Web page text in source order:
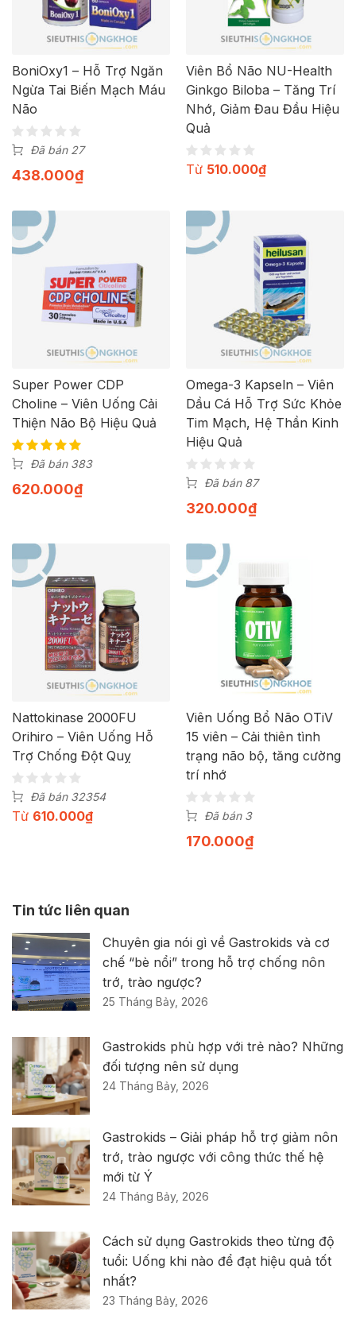
BoniOxy1 – Hỗ Trợ Ngăn
Ngừa Tai Biến Mạch Máu
Não
Đã bán 27
438.000₫
Viên Bổ Não NU-Health
Ginkgo Biloba – Tăng Trí
Nhớ, Giảm Đau Đầu Hiệu
Quả
Từ 510.000₫
Super Power CDP
Choline – Viên Uống Cải
Thiện Não Bộ Hiệu Quả
Đã bán 383
620.000₫
Omega-3 Kapseln – Viên
Dầu Cá Hỗ Trợ Sức Khỏe
Tim Mạch, Hệ Thần Kinh
Hiệu Quả
Đã bán 87
320.000₫
Nattokinase 2000FU
Orihiro – Viên Uống Hỗ
Trợ Chống Đột Quỵ
Đã bán 32354
Từ 610.000₫
Viên Uống Bổ Não OTiV
15 viên – Cải thiên tình
trạng não bộ, tăng cường
trí nhớ
Đã bán 3
170.000₫
Tin tức liên quan
Chuyên gia nói gì về Gastrokids và cơ
chế “bè nổi” trong hỗ trợ chống nôn
trớ, trào ngược?
25 Tháng Bảy, 2026
Gastrokids phù hợp với trẻ nào? Những
đối tượng nên sử dụng
24 Tháng Bảy, 2026
Gastrokids – Giải pháp hỗ trợ giảm nôn
trớ, trào ngược với công thức thế hệ
mới từ Ý
24 Tháng Bảy, 2026
Cách sử dụng Gastrokids theo từng độ
tuổi: Uống khi nào để đạt hiệu quả tốt
nhất?
23 Tháng Bảy, 2026